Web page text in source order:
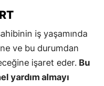
iş yaşamında
ve bu durumdan
işaret eder. Bu
yardım almayı